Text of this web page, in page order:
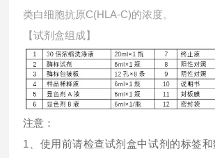
类白细胞抗原C(HLA-C)的浓度。
【试剂盒组成】
注意：
1、使用前请检查试剂盒中试剂的标签